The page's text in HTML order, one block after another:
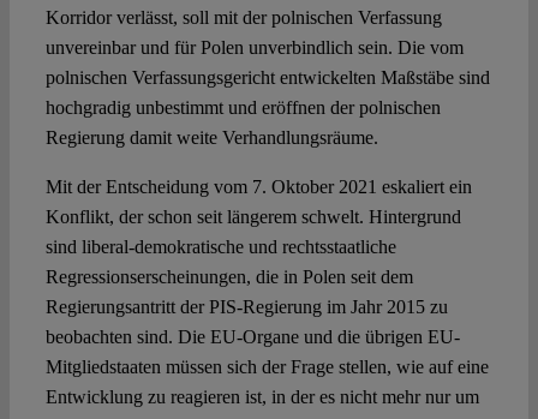
Korridor verlässt, soll mit der polnischen Verfassung
unvereinbar und für Polen unverbindlich sein. Die vom
polnischen Verfassungsgericht entwickelten Maßstäbe sind
hochgradig unbestimmt und eröffnen der polnischen
Regierung damit weite Verhandlungsräume.
Mit der Entscheidung vom 7. Oktober 2021 eskaliert ein
Konflikt, der schon seit längerem schwelt. Hintergrund
sind liberal-demokratische und rechtsstaatliche
Regressionserscheinungen, die in Polen seit dem
Regierungsantritt der PIS-Regierung im Jahr 2015 zu
beobachten sind. Die EU-Organe und die übrigen EU-
Mitgliedstaaten müssen sich der Frage stellen, wie auf eine
Entwicklung zu reagieren ist, in der es nicht mehr nur um